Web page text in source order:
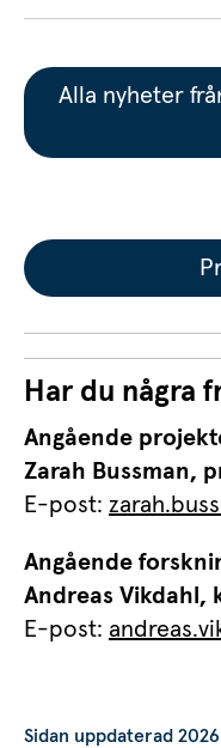
Alla nyheter
Har du några
Angående
Zarah Bussman,
E-post:
Angående
Andreas Vikdahl,
E-post:
Sidan uppdaterad